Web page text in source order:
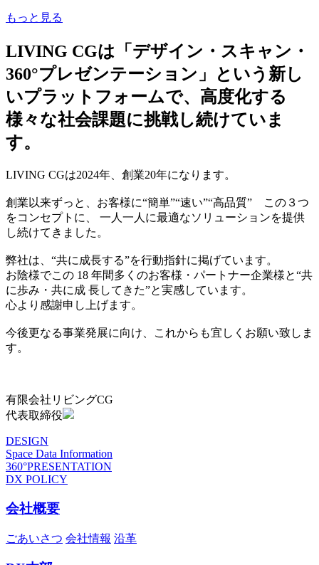
もっと見る
LIVING CGは「デザイン・スキャン・
360°プレゼンテーション」という新し
いプラットフォームで、高度化する
様々な社会課題に挑戦し続けていま
す。
LIVING CGは2024年、創業20年になります。
創業以来ずっと、お客様に“簡単”“速い”“高品質” この３つ
をコンセプトに、 一人一人に最適なソリューションを提供
し続けてきました。
弊社は、“共に成長する”を行動指針に掲げています。
お陰様でこの 18 年間多くのお客様・パートナー企業様と“共
に歩み・共に成 長してきた”と実感しています。
心より感謝申し上げます。
今後更なる事業発展に向け、これからも宜しくお願い致しま
す。
有限会社リビングCG
代表取締役
DESIGN
Space Data Information
360°PRESENTATION
DX POLICY
会社概要
ごあいさつ 会社情報 沿革